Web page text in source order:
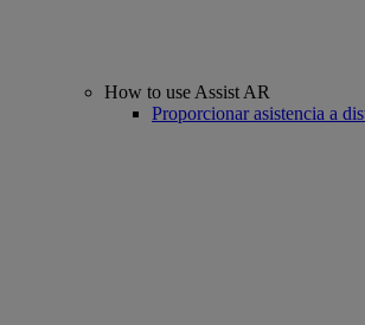
How to use Assist AR
Proporcionar asistencia a